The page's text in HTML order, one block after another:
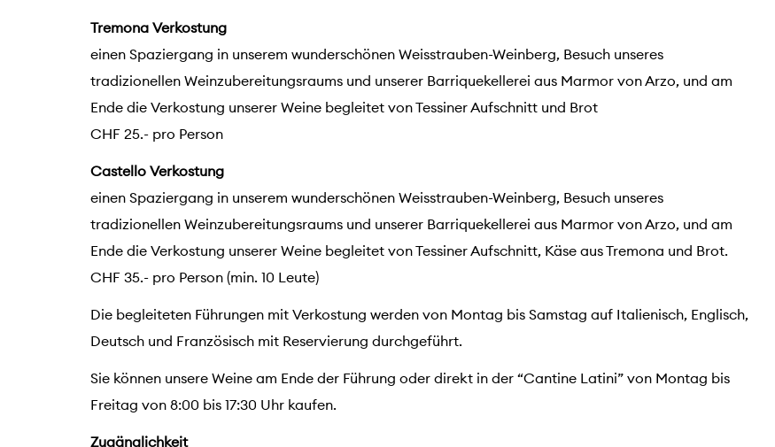
Tremona Verkostung
einen Spaziergang in unserem wunderschönen Weisstrauben-Weinberg, Besuch unseres
tradizionellen Weinzubereitungsraums und unserer Barriquekellerei aus Marmor von Arzo, und am
Ende die Verkostung unserer Weine begleitet von Tessiner Aufschnitt und Brot
CHF 25.- pro Person
Castello Verkostung
einen Spaziergang in unserem wunderschönen Weisstrauben-Weinberg, Besuch unseres
tradizionellen Weinzubereitungsraums und unserer Barriquekellerei aus Marmor von Arzo, und am
Ende die Verkostung unserer Weine begleitet von Tessiner Aufschnitt, Käse aus Tremona und Brot.
CHF 35.- pro Person (min. 10 Leute)
Die begleiteten Führungen mit Verkostung werden von Montag bis Samstag auf Italienisch, Englisch,
Deutsch und Französisch mit Reservierung durchgeführt.
Sie können unsere Weine am Ende der Führung oder direkt in der “Cantine Latini” von Montag bis
Freitag von 8:00 bis 17:30 Uhr kaufen.
Zugänglichkeit